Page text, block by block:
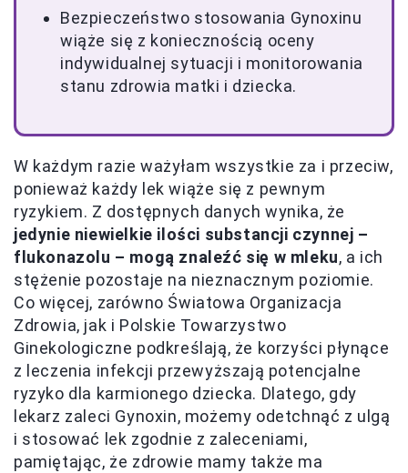
Bezpieczeństwo stosowania Gynoxinu
wiąże się z koniecznością oceny
indywidualnej sytuacji i monitorowania
stanu zdrowia matki i dziecka.
W każdym razie ważyłam wszystkie za i przeciw,
ponieważ każdy lek wiąże się z pewnym
ryzykiem. Z dostępnych danych wynika, że
jedynie niewielkie ilości substancji czynnej –
flukonazolu – mogą znaleźć się w mleku, a ich
stężenie pozostaje na nieznacznym poziomie.
Co więcej, zarówno Światowa Organizacja
Zdrowia, jak i Polskie Towarzystwo
Ginekologiczne podkreślają, że korzyści płynące
z leczenia infekcji przewyższają potencjalne
ryzyko dla karmionego dziecka. Dlatego, gdy
lekarz zaleci Gynoxin, możemy odetchnąć z ulgą
i stosować lek zgodnie z zaleceniami,
pamiętając, że zdrowie mamy także ma